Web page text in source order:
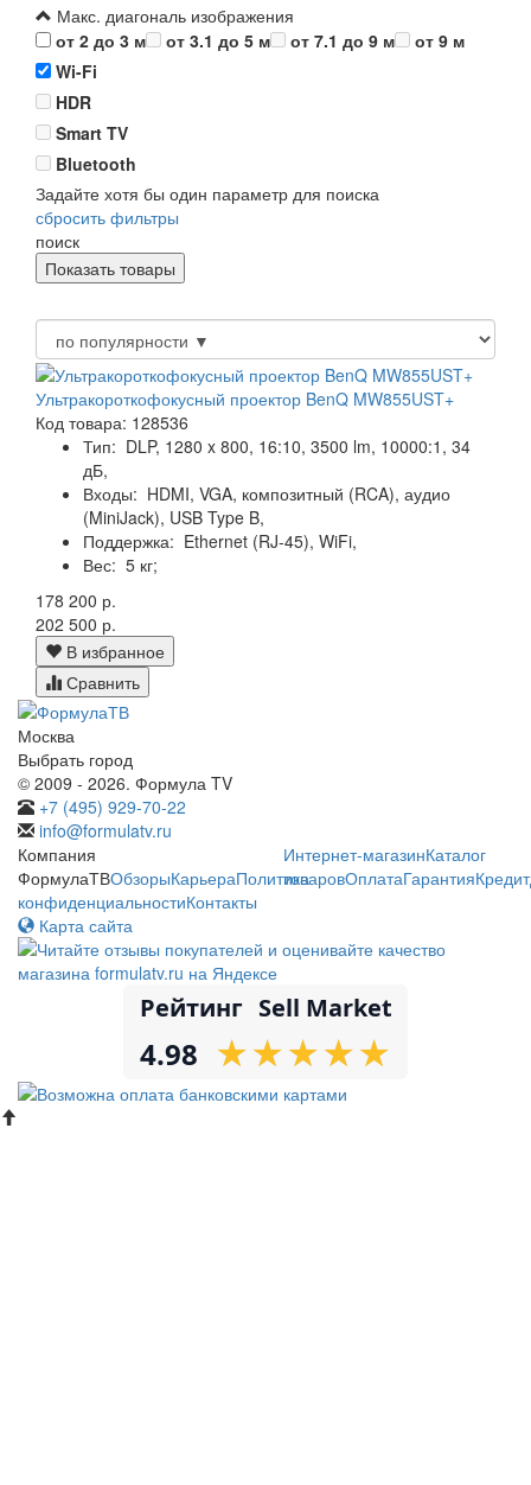
Макс. диагональ изображения
от 2 до 3 м
от 3.1 до 5 м от 7.1 до 9 м
от 9 м
Wi-Fi
HDR
Smart TV
Bluetooth
Задайте хотя бы один параметр для поиска
сбросить фильтры
поиск
Ультракороткофокусный проектор BenQ MW855UST+
Код товара: 128536
Тип: DLP, 1280 x 800, 16:10, 3500 lm, 10000:1, 34
дБ,
Входы: HDMI, VGA, композитный (RCA), аудио
(MiniJack), USB Type B,
Поддержка: Ethernet (RJ-45), WiFi,
Вес: 5 кг;
178 200 р.
202 500 р.
В избранное
Сравнить
Москва
Выбрать город
© 2009 - 2026. Формула TV
+7 (495) 929-70-22
info@formulatv.ru
Компания
ФормулаТВОбзорыКарьераПолитика
конфиденциальностиКонтакты
Интернет-магазинКаталог
товаровОплатаГарантияКредит
Карта сайта
Рейтинг Sell Market
4.98 ★
★★
★★
★★
★★
★